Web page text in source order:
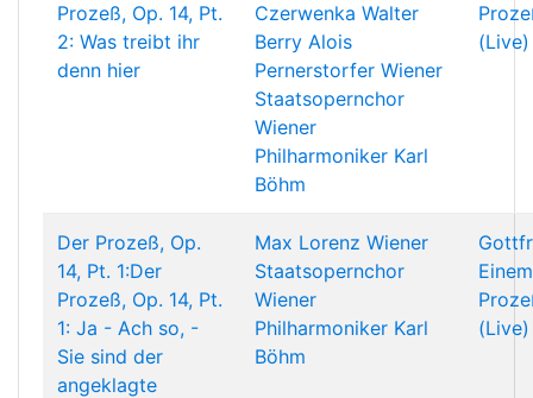
Prozeß, Op. 14, Pt.
2: Was treibt ihr
denn hier
Czerwenka Walter
Berry Alois
Pernerstorfer Wiener
Staatsopernchor
Wiener
Philharmoniker Karl
Böhm
(Live)
Der Prozeß, Op.
14, Pt. 1:Der
Prozeß, Op. 14, Pt.
1: Ja - Ach so, -
Sie sind der
angeklagte
Max Lorenz Wiener
Staatsopernchor
Wiener
Philharmoniker Karl
Böhm
(Live)